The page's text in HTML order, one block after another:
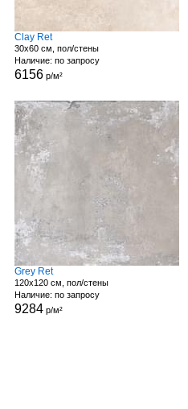
Clay Ret
30x60 см, пол/стены
Наличие: по запросу
6156 р/м²
Grey Ret
120x120 см, пол/стены
Наличие: по запросу
9284 р/м²